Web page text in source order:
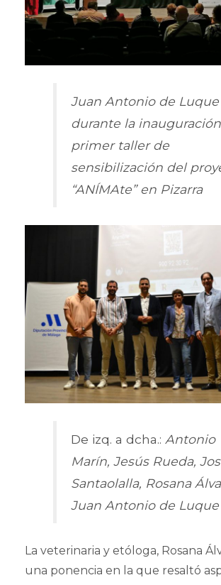
Juan Antonio de Luque
durante la
primer taller de
sensibilización del
“ANÍMAte” en Pizarra
De izq. a dcha.: Antonio
Marín, Jesús Rueda,
Santaolalla, Rosana
Juan Antonio de Luque
La veterinaria y etóloga, Rosana
una ponencia en la que resaltó